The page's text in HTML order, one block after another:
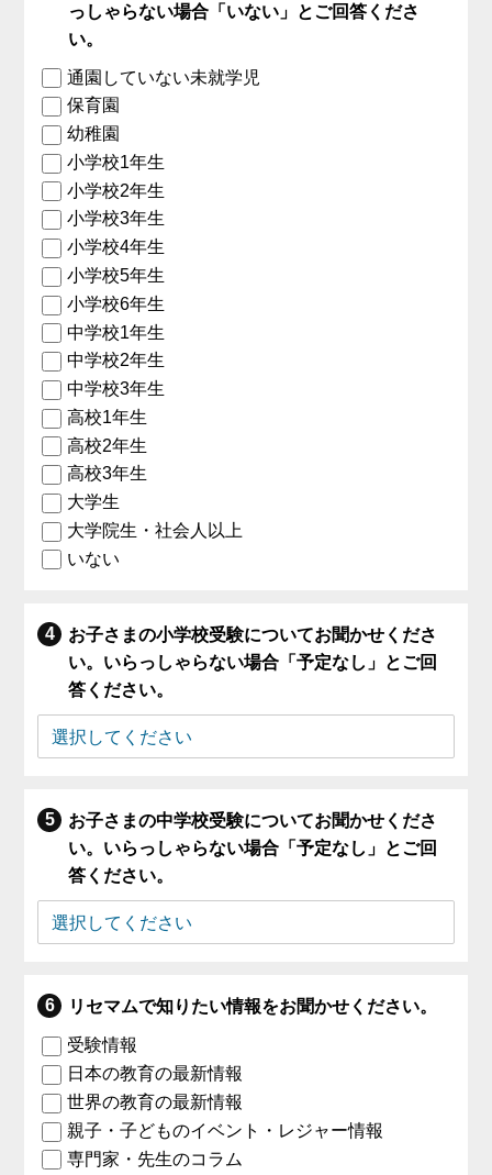
っしゃらない場合「いない」とご回答くださ
い。
通園していない未就学児
保育園
幼稚園
小学校1年生
小学校2年生
小学校3年生
小学校4年生
小学校5年生
小学校6年生
中学校1年生
中学校2年生
中学校3年生
高校1年生
高校2年生
高校3年生
大学生
大学院生・社会人以上
いない
お子さまの小学校受験についてお聞かせくださ
い。いらっしゃらない場合「予定なし」とご回
答ください。
お子さまの中学校受験についてお聞かせくださ
い。いらっしゃらない場合「予定なし」とご回
答ください。
リセマムで知りたい情報をお聞かせください。
受験情報
日本の教育の最新情報
世界の教育の最新情報
親子・子どものイベント・レジャー情報
専門家・先生のコラム